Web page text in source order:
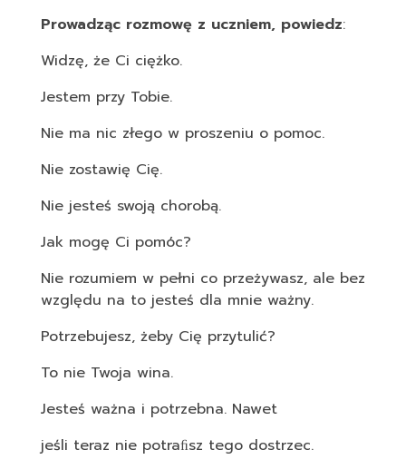
Prowadząc rozmowę z uczniem, powiedz:
Widzę, że Ci ciężko.
Jestem przy Tobie.
Nie ma nic złego w proszeniu o pomoc.
Nie zostawię Cię.
Nie jesteś swoją chorobą.
Jak mogę Ci pomóc?
Nie rozumiem w pełni co przeżywasz, ale bez
względu na to jesteś dla mnie ważny.
Potrzebujesz, żeby Cię przytulić?
To nie Twoja wina.
Jesteś ważna i potrzebna. Nawet
jeśli teraz nie potraﬁsz tego dostrzec.